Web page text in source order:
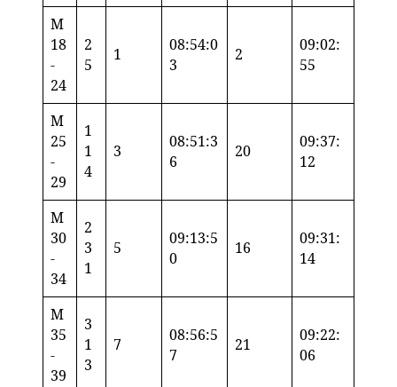
M
18
-
24
2
5
1
08:54:0
3
2
09:02:
55
M
25
-
29
1
1
4
3
08:51:3
6
20
09:37:
12
M
30
-
34
2
3
1
5
09:13:5
0
16
09:31:
14
M
35
-
39
3
1
3
7
08:56:5
7
21
09:22:
06